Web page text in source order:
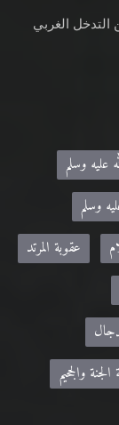
التدخل الغربي
عليه وسلم
وسلم
عقوبة المرتد
والجحيم